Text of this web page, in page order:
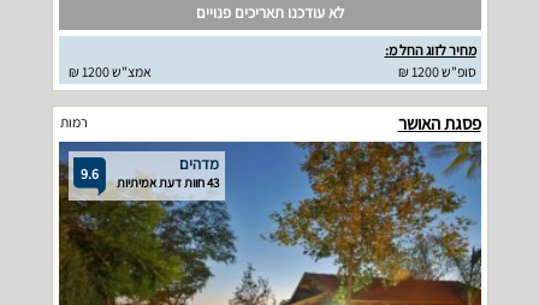
לא עודכנו תאריכים פנויים
מחיר לזוג החל מ:
סופ"ש 1200 ₪
אמצ"ש 1200 ₪
פסגת האושר רמות
9.6 מדהים
43 חוות דעת אמיתיות